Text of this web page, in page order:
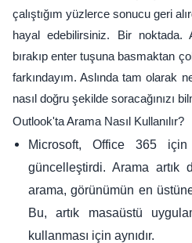
çalıştığım yüzlerce sonucu geri
hayal edebilirsiniz. Bir
bırakıp enter tuşuna basmaktan
farkındayım. Aslında tam olarak
nasıl doğru şekilde soracağınızı
Outlook'ta Arama Nasıl Kullanılır?
Microsoft, Office 365
güncelleştirdi. Arama artık
arama, görünümün en
Bu, artık masaüstü
kullanması için aynıdır.